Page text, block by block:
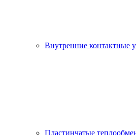
Внутренние контактные
Пластинчатые